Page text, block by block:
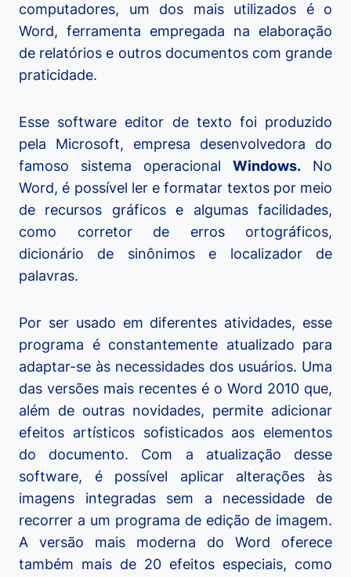
computadores, um dos mais utilizados é o
Word, ferramenta empregada na elaboração
de relatórios e outros documentos com grande
praticidade.
Esse software editor de texto foi produzido
pela Microsoft, empresa desenvolvedora do
famoso sistema operacional Windows. No
Word, é possível ler e formatar textos por meio
de recursos gráficos e algumas facilidades,
como corretor de erros ortográficos,
dicionário de sinônimos e localizador de
palavras.
Por ser usado em diferentes atividades, esse
programa é constantemente atualizado para
adaptar-se às necessidades dos usuários. Uma
das versões mais recentes é o Word 2010 que,
além de outras novidades, permite adicionar
efeitos artísticos sofisticados aos elementos
do documento. Com a atualização desse
software, é possível aplicar alterações às
imagens integradas sem a necessidade de
recorrer a um programa de edição de imagem.
A versão mais moderna do Word oferece
também mais de 20 efeitos especiais, como